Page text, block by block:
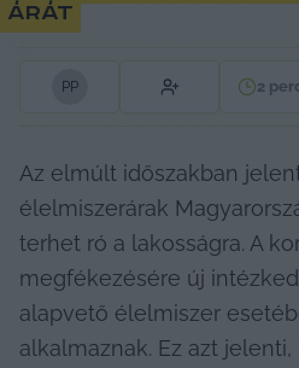
árát
PP 2
Az elmúlt időszakban
élelmiszerárak
terhet ró a lakosságra. A
megfékezésére új
alapvető élelmiszer
alkalmaznak. Ez azt